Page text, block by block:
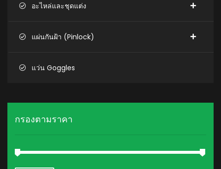
อะไหล่และชุดแต่ง
แผ่นกันฝ้า (Pinlock)
แว่น Goggles
กรองตามราคา